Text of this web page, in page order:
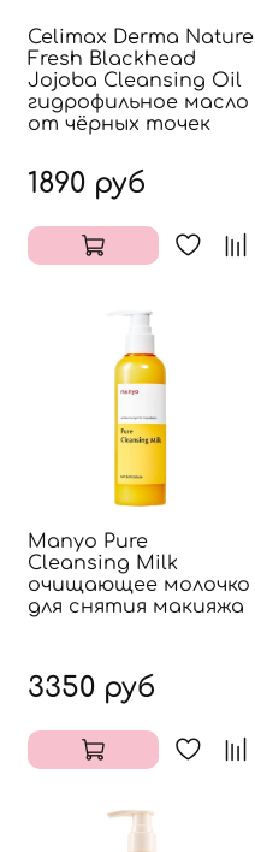
Celimax Derma Nature
Fresh Blackhead
Jojoba Cleansing Oil
гидрофильное масло
от чёрных точек
1890 руб
Manyo Pure
Cleansing Milk
очищающее молочко
для снятия макияжа
3350 руб